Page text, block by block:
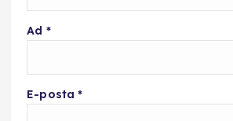
Ad *
E-posta*